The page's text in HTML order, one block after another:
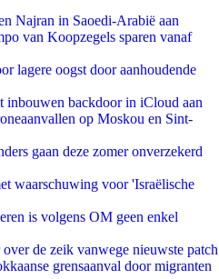
Najran in Saoedi-Arabië aan
van Koopzegels sparen vanaf
lagere oogst door aanhoudende
inbouwen backdoor in iCloud aan
op Moskou en Sint-
gaan deze zomer onverzekerd
waarschuwing voor 'Israëlische
is volgens OM geen enkel
de zeik vanwege nieuwste patch
grensaanval door migranten